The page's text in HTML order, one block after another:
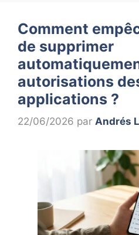
Comment
de supprimer
autorisations
applications ?
22/06/2026 par Andrés